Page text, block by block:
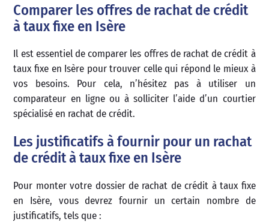
Comparer les offres de rachat de crédit
à taux fixe en Isère
Il est essentiel de comparer les offres de rachat de crédit à
taux fixe en Isère pour trouver celle qui répond le mieux à
vos besoins. Pour cela, n’hésitez pas à utiliser un
comparateur en ligne ou à solliciter l’aide d’un courtier
spécialisé en rachat de crédit.
Les justificatifs à fournir pour un rachat
de crédit à taux fixe en Isère
Pour monter votre dossier de rachat de crédit à taux fixe
en Isère, vous devrez fournir un certain nombre de
justificatifs, tels que :